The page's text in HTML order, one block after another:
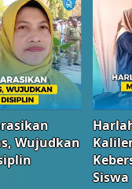
Wujudkan
Siswa